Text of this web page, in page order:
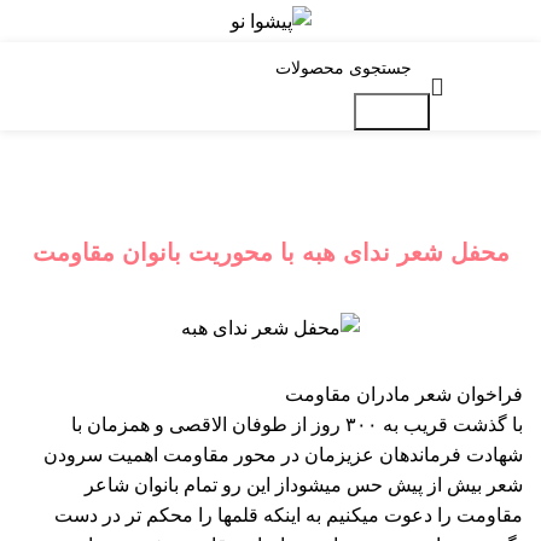
محفل شعر ندای هبه با محوریت بانوان مقاومت
فراخوان شعر مادران مقاومت
با گذشت قریب به ۳۰۰ روز از طوفان الاقصی و همزمان با
شهادت فرماندهان عزیزمان در محور مقاومت اهمیت سرودن
شعر بیش از پیش حس میشوداز این رو تمام بانوان شاعر
مقاومت را دعوت میکنیم به اینکه قلمها را محکم تر در دست